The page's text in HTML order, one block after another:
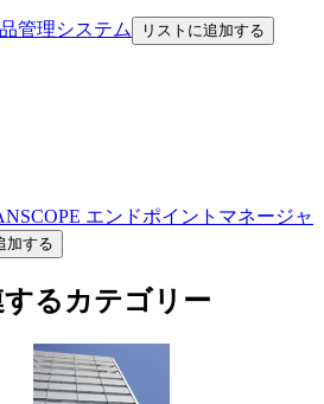
管理システム リストに追加する
エンドポイントマネージャ
加する
るカテゴリー